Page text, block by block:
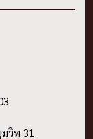
วิท 31